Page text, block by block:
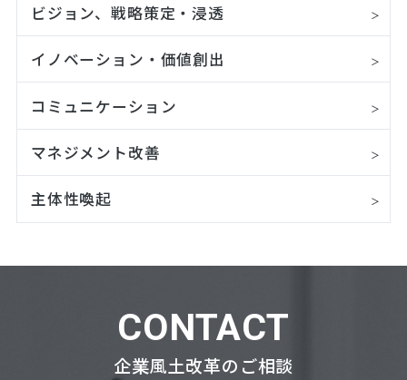
ビジョン、戦略策定・浸透
イノベーション・価値創出
コミュニケーション
マネジメント改善
主体性喚起
CONTACT
企業風土改革のご相談